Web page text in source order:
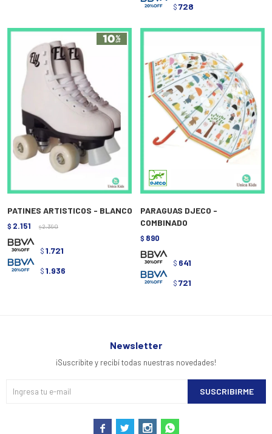
$ 728
PATINES ARTISTICOS - BLANCO
$ 2.151 $ 2.390
$ 1.721
$ 1.936
PARAGUAS DJECO -
COMBINADO
$ 890
$ 641
$ 721
Newsletter
¡Suscribite y recibí todas nuestras novedades!
SUSCRIBIRME
   